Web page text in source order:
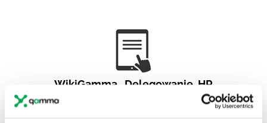
WikiGamma Delegowanie HR
Autorskie raporty, wartościowy know-how, pigułki